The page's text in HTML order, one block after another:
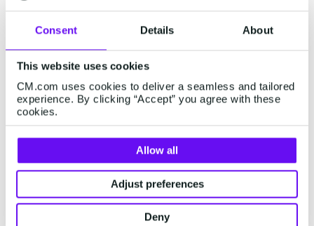
Consent Details About
This website uses cookies
CM.com uses cookies to deliver a seamless and tailored
experience. By clicking “Accept” you agree with these
cookies.
Allow all
Adjust preferences
Deny
Mange detailbrands ser kundetilfredshed som
en god indikator for kundeloyalitet. Men som
Frederik F. Reichheld, opfinderen af NPS (Net
Promoter Score), selv fastslog for mange år
siden, er tilfredshed ikke en indikator for
kundeloyalitet. Det betyder ikke, at tilfredshed er
uvigtigt at måle. Tilfredshed måler kundens